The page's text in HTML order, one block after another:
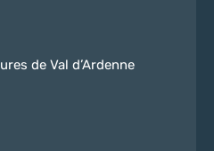
de Val d’Ardenne